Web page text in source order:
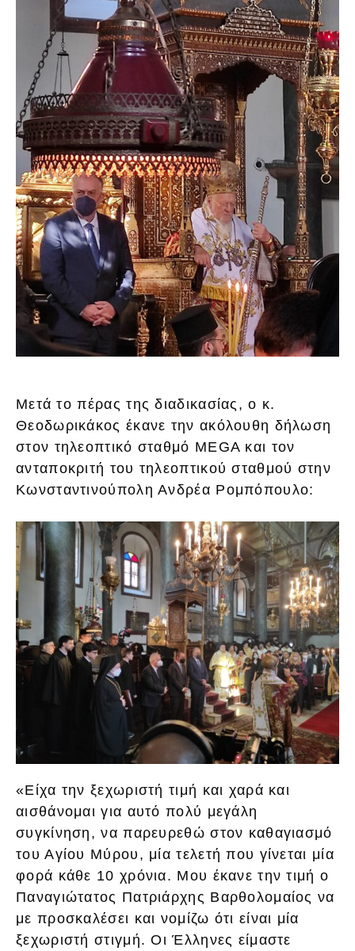
Μετά το πέρας της διαδικασίας, ο κ.
Θεοδωρικάκος έκανε την ακόλουθη δήλωση
στον τηλεοπτικό σταθμό MEGA και τον
ανταποκριτή του τηλεοπτικού σταθμού στην
Κωνσταντινούπολη Ανδρέα Ρομπόπουλο:
«Είχα την ξεχωριστή τιμή και χαρά και
αισθάνομαι για αυτό πολύ μεγάλη
συγκίνηση, να παρευρεθώ στον καθαγιασμό
του Αγίου Μύρου, μία τελετή που γίνεται μία
φορά κάθε 10 χρόνια. Μου έκανε την τιμή ο
Παναγιώτατος Πατριάρχης Βαρθολομαίος να
με προσκαλέσει και νομίζω ότι είναι μία
ξεχωριστή στιγμή. Οι Έλληνες είμαστε